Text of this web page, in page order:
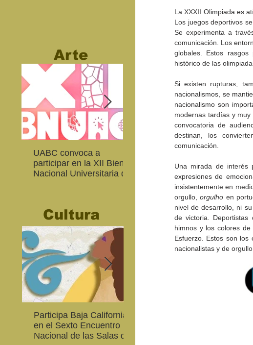
La XXXII Olimpiada es
Los juegos deportivos
Se experimenta a
comunicación. Los
globales. Estos
histórico de las
Si existen rupturas,
nacionalismos, se
nacionalismo son
modernas tardías y
convocatoria de
destinan, los
comunicación.
Una mirada de interés
expresiones de
insistentemente en
orgullo, orgulho en
nivel de desarrollo, ni
de victoria.
himnos y los colores de
Esfuerzo. Estos son los
nacionalistas y de
Arte
UABC convoca a
participar en la XII Bienal
Nacional Universitaria de
XIV Bienal de Fotografía
de Baja California
Cultura
Participa Baja California
en el Sexto Encuentro
Nacional de las Salas de